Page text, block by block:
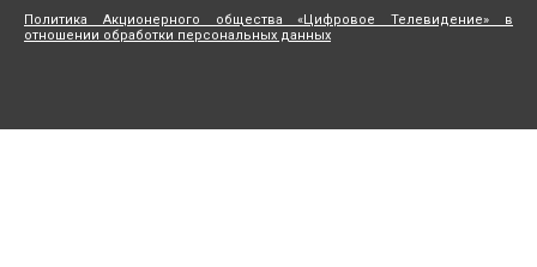
Политика Акционерного общества «Цифровое Телевидение» в
отношении обработки персональных данных